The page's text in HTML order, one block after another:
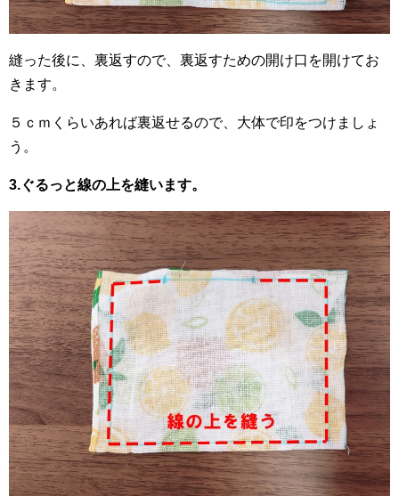
縫った後に、裏返すので、裏返すための開け口を開けてお
きます。
５ｃｍくらいあれば裏返せるので、大体で印をつけましょ
う。
3.ぐるっと線の上を縫います。